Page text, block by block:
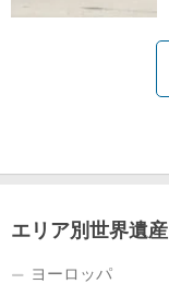
エリア別世界遺産
ヨーロッパ